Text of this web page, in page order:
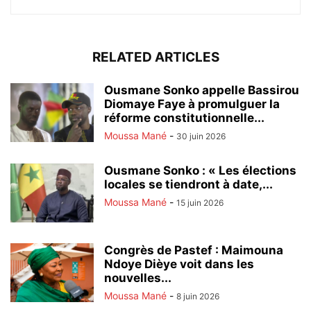
RELATED ARTICLES
Ousmane Sonko appelle Bassirou
Diomaye Faye à promulguer la
réforme constitutionnelle...
Moussa Mané - 30 juin 2026
Ousmane Sonko : « Les élections
locales se tiendront à date,...
Moussa Mané - 15 juin 2026
Congrès de Pastef : Maimouna
Ndoye Dièye voit dans les
nouvelles...
Moussa Mané - 8 juin 2026